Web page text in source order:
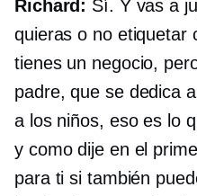
Richard: Sí. Y vas a
quieras o no etiquetar
tienes un negocio,
padre, que se dedica
a los niños, eso es lo
y como dije en el
para ti si también